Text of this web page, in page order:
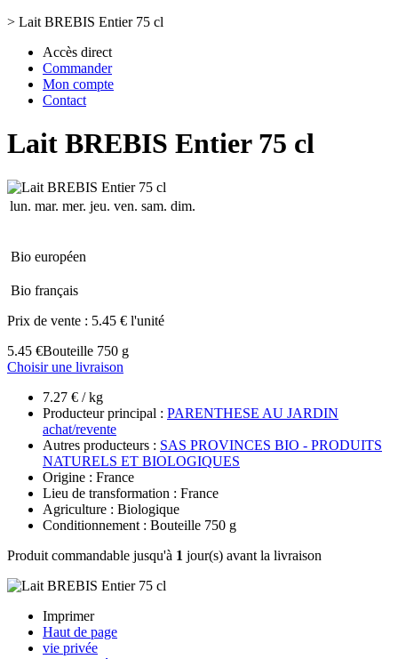
> Lait BREBIS Entier 75 cl
Accès direct
Commander
Mon compte
Contact
Lait BREBIS Entier 75 cl
lun. mar. mer. jeu. ven. sam. dim.
Bio européen
Bio français
Prix de vente : 5.45 € l'unité
5.45 €Bouteille 750 g
Choisir une livraison
7.27 € / kg
Producteur principal : PARENTHESE AU JARDIN
achat/revente
Autres producteurs : SAS PROVINCES BIO - PRODUITS
NATURELS ET BIOLOGIQUES
Origine : France
Lieu de transformation : France
Agriculture : Biologique
Conditionnement : Bouteille 750 g
Produit commandable jusqu'à 1 jour(s) avant la livraison
Imprimer
Haut de page
vie privée